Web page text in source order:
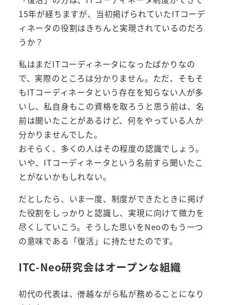
15年が経ちますが、当初掲げられていたITコーデ
ィネータの役割はきちんと実現されているのだろ
うか？
私はまだITコーディネータになったばかりなの
で、実際のところは分かりません。ただ、そもそ
もITコーディネータという存在を知らない人が多
いし、私自身もこの資格を取ろうと思う前は、名
前は聞いたことがあるけど、何をやっている人か
分かりませんでした。
おそらく、多くの人はその程度の認識でしょう。
いや、ITコーディネータという名前すら聞いたこ
とがないかもしれない。
だとしたら、いま一度、制度ができたときに掲げ
た役割をしっかりと認識し、実現に向けて微力を
尽くしていこう。そうした思いをNeoのもう一つ
の意味である「復活」に持たせたのです。
ITC-Neo研究会はオープンな組織
初代の代表は、僭越ながら私が務めることになり